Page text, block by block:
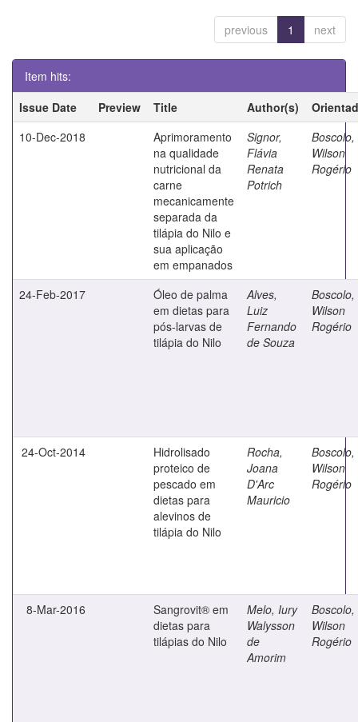
previous 1 next
Item hits:
Issue Date
Preview Title Author(s)
10-Dec-2018
Aprimoramento
na qualidade
nutricional da
carne
mecanicamente
separada da
tilápia do Nilo e
sua aplicação
em empanados
Signor,
Flávia
Renata
Potrich
Boscolo,
Wilson
Rogério
24-Feb-2017
Óleo de palma
em dietas para
pós-larvas de
tilápia do Nilo
Alves,
Luiz
Fernando
de Souza
Boscolo,
Wilson
Rogério
24-Oct-2014
Hidrolisado
proteico de
pescado em
dietas para
alevinos de
tilápia do Nilo
Rocha,
Joana
D'Arc
Mauricio
Boscolo,
Wilson
Rogério
8-Mar-2016
Sangrovit® em
dietas para
tilápias do Nilo
Melo, Iury
Walysson
de
Amorim
Boscolo,
Wilson
Rogério